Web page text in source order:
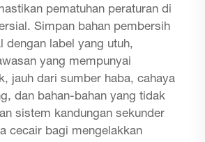
pematuhan peraturan di
Simpan bahan pembersih
dengan label yang utuh,
yang mempunyai
jauh dari sumber haba, cahaya
dan bahan-bahan yang tidak
sistem kandungan sekunder
cecair bagi mengelakkan